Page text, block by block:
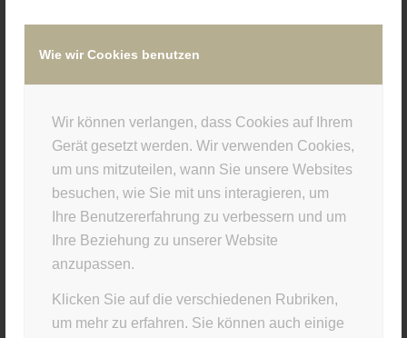
Wie wir Cookies benutzen
Wir können verlangen, dass Cookies auf Ihrem
Gerät gesetzt werden. Wir verwenden Cookies,
um uns mitzuteilen, wann Sie unsere Websites
besuchen, wie Sie mit uns interagieren, um
Ihre Benutzererfahrung zu verbessern und um
Ihre Beziehung zu unserer Website
anzupassen.
Klicken Sie auf die verschiedenen Rubriken,
um mehr zu erfahren. Sie können auch einige
28. FEBRUAR 2025
/
Eintrag teilen